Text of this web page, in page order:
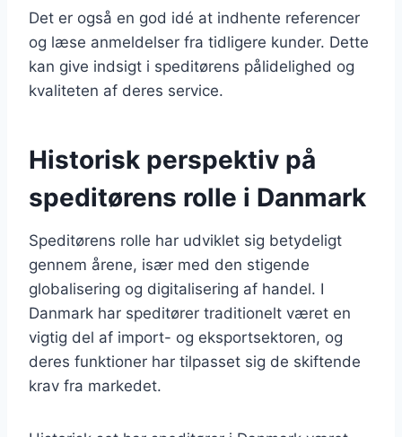
Det er også en god idé at indhente referencer
og læse anmeldelser fra tidligere kunder. Dette
kan give indsigt i speditørens pålidelighed og
kvaliteten af deres service.
Historisk perspektiv på
speditørens rolle i Danmark
Speditørens rolle har udviklet sig betydeligt
gennem årene, især med den stigende
globalisering og digitalisering af handel. I
Danmark har speditører traditionelt været en
vigtig del af import- og eksportsektoren, og
deres funktioner har tilpasset sig de skiftende
krav fra markedet.